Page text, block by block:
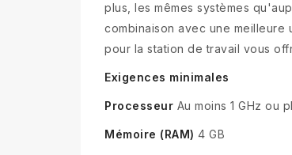
plus, les mêmes systèmes
combinaison avec une meilleure
pour la station de travail vous
Exigences minimales
Processeur Au moins 1 GHz ou
Mémoire (RAM) 4 GB